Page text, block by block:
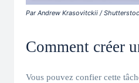
Par Andrew Krasovitckii /
Comment créer
Vous pouvez confier cette